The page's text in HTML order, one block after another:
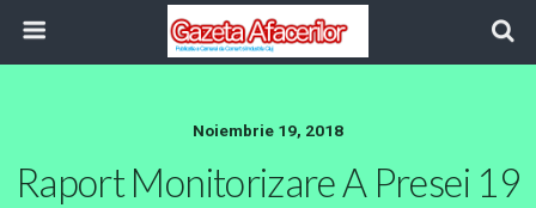
Noiembrie 19, 2018
Raport Monitorizare A Presei 19